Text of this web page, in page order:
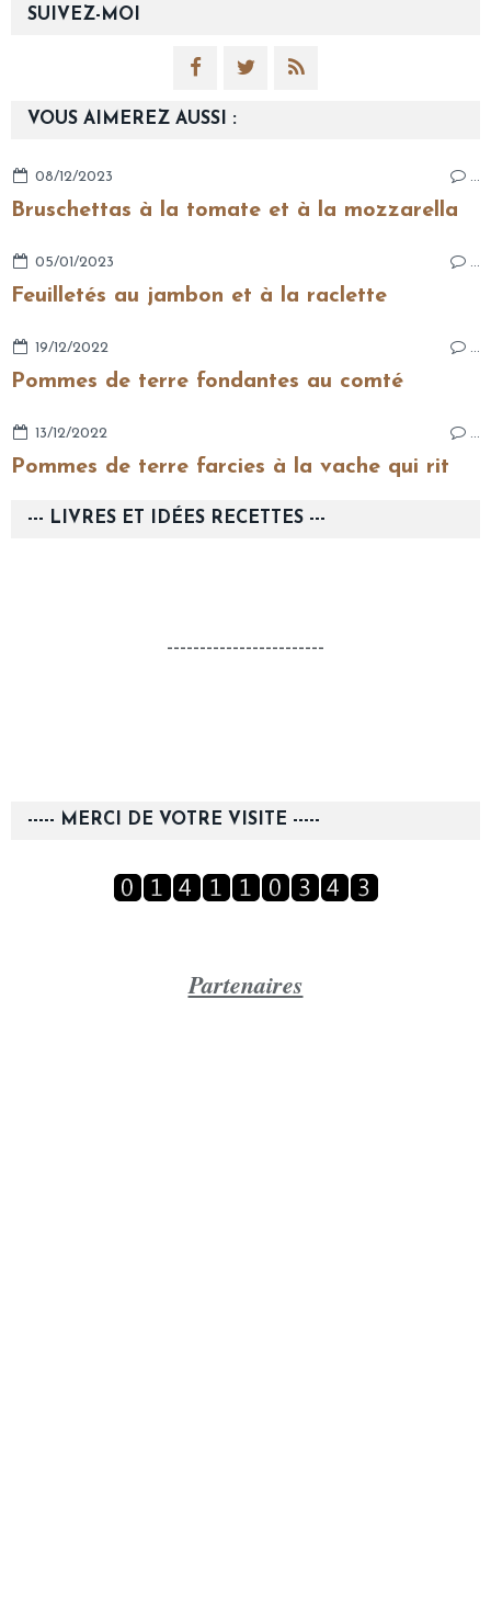
SUIVEZ-MOI
VOUS AIMEREZ AUSSI :
08/12/2023 …
Bruschettas à la tomate et à la mozzarella
05/01/2023 …
Feuilletés au jambon et à la raclette
19/12/2022 …
Pommes de terre fondantes au comté
13/12/2022
Pommes de terre farcies à la vache qui rit
--- LIVRES ET IDÉES RECETTES ---
------------------------
----- MERCI DE VOTRE VISITE -----
Partenaires